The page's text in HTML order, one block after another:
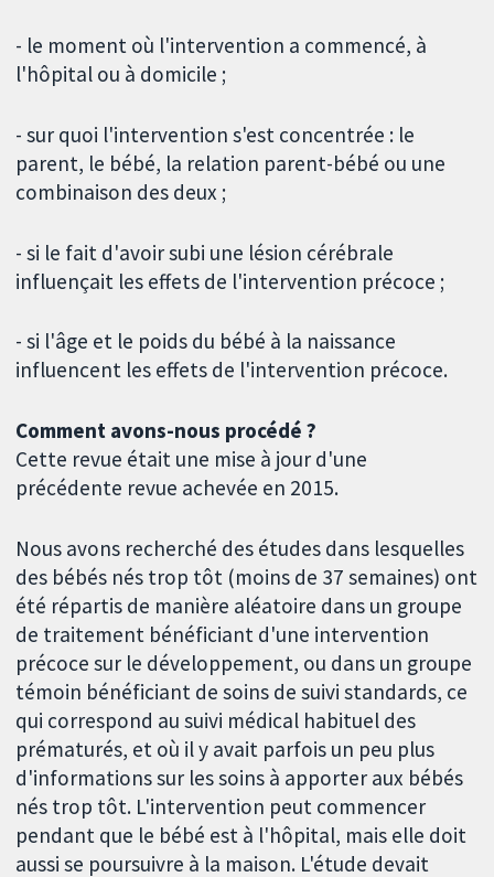
- le moment où l'intervention a commencé, à
l'hôpital ou à domicile ;
- sur quoi l'intervention s'est concentrée : le
parent, le bébé, la relation parent-bébé ou une
combinaison des deux ;
- si le fait d'avoir subi une lésion cérébrale
influençait les effets de l'intervention précoce ;
- si l'âge et le poids du bébé à la naissance
influencent les effets de l'intervention précoce.
Comment avons-nous procédé ?
Cette revue était une mise à jour d'une
précédente revue achevée en 2015.
Nous avons recherché des études dans lesquelles
des bébés nés trop tôt (moins de 37 semaines) ont
été répartis de manière aléatoire dans un groupe
de traitement bénéficiant d'une intervention
précoce sur le développement, ou dans un groupe
témoin bénéficiant de soins de suivi standards, ce
qui correspond au suivi médical habituel des
prématurés, et où il y avait parfois un peu plus
d'informations sur les soins à apporter aux bébés
nés trop tôt. L'intervention peut commencer
pendant que le bébé est à l'hôpital, mais elle doit
aussi se poursuivre à la maison. L'étude devait